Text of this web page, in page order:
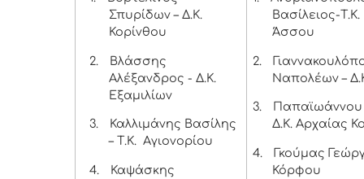
Σπυρίδων – Δ.Κ.
Κορίνθου
2.
Βλάσσης
Αλέξανδρος - Δ.Κ.
Εξαμιλίων
3.
Καλλιμάνης Βασίλης
– Τ.Κ. Αγιονορίου
4.
Καψάσκης
Βασίλειος-
Άσσου
2.
Ναπολέων –
3.
Παπαϊωάννου
Δ.Κ. Αρχαίας
4.
Γκούμας
Κόρφου